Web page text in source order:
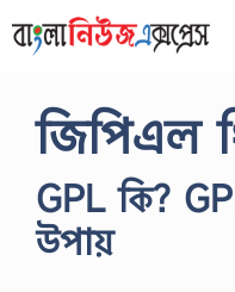
to
জিপিএল
GPL কি?
উপায়